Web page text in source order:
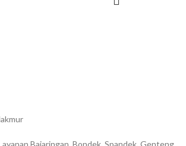
Bajaringan, Bondek, Spandek, Genteng